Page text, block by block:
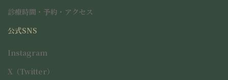
診療時間・予約・アクセス
公式SNS
Instagram
X（Twitter）